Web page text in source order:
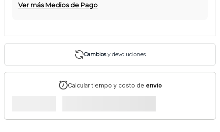
Ver más Medios de Pago
Cambiosy devoluciones
Calcular tiempo y costo de envío